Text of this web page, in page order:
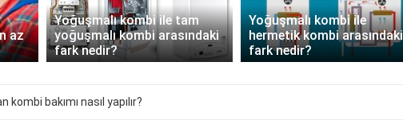
az
Yoğuşmalı kombi ile tam
yoğuşmalı kombi arasındaki
fark nedir?
Yoğuşmalı kombi ile
hermetik kombi arasındaki
fark nedir?
kombi bakımı nasıl yapılır?